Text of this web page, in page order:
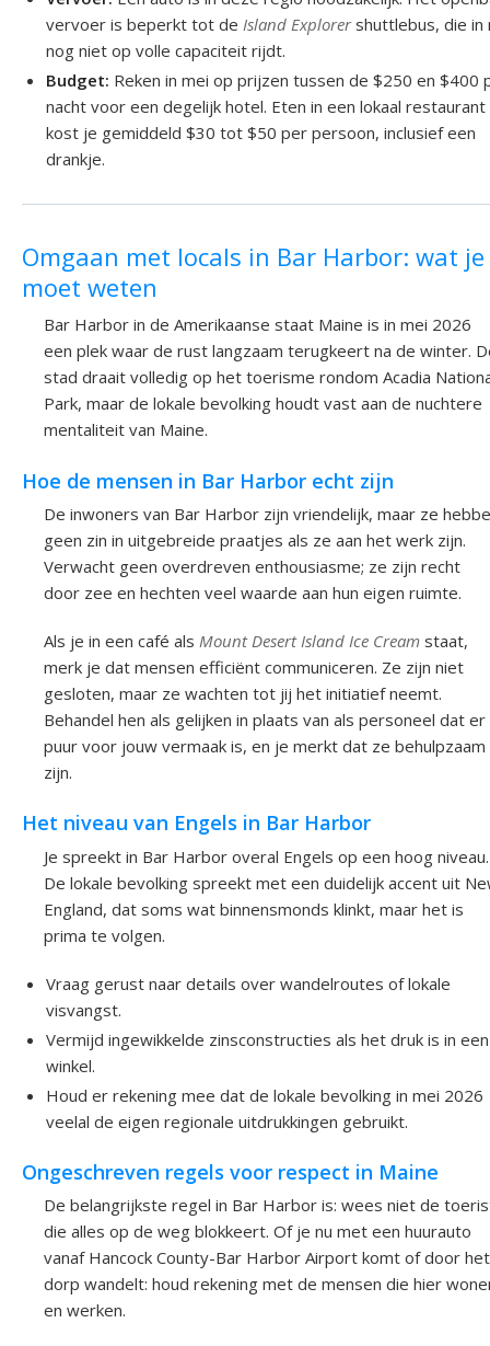
vervoer is beperkt tot de Island Explorershuttlebus, die in
nog niet op volle capaciteit rijdt.
Budget: Reken in mei op prijzen tussen de $250 en $400
nacht voor een degelijk hotel. Eten in een lokaal restaurant
kost je gemiddeld $30 tot $50 per persoon, inclusief een
drankje.
Omgaan met locals in Bar Harbor: wat je
moet weten
Bar Harbor in de Amerikaanse staat Maine is in mei 2026
een plek waar de rust langzaam terugkeert na de winter.
stad draait volledig op het toerisme rondom Acadia
Park, maar de lokale bevolking houdt vast aan de nuchtere
mentaliteit van Maine.
Hoe de mensen in Bar Harbor echt zijn
De inwoners van Bar Harbor zijn vriendelijk, maar ze
geen zin in uitgebreide praatjes als ze aan het werk zijn.
Verwacht geen overdreven enthousiasme; ze zijn recht
door zee en hechten veel waarde aan hun eigen ruimte.
Als je in een café als Mount Desert Island Ice Cream staat,
merk je dat mensen efficiënt communiceren. Ze zijn niet
gesloten, maar ze wachten tot jij het initiatief neemt.
Behandel hen als gelijken in plaats van als personeel dat er
puur voor jouw vermaak is, en je merkt dat ze behulpzaam
zijn.
Het niveau van Engels in Bar Harbor
Je spreekt in Bar Harbor overal Engels op een hoog niveau.
De lokale bevolking spreekt met een duidelijk accent uit
England, dat soms wat binnensmonds klinkt, maar het is
prima te volgen.
Vraag gerust naar details over wandelroutes of lokale
visvangst.
Vermijd ingewikkelde zinsconstructies als het druk is in een
winkel.
Houd er rekening mee dat de lokale bevolking in mei 2026
veelal de eigen regionale uitdrukkingen gebruikt.
Ongeschreven regels voor respect in Maine
De belangrijkste regel in Bar Harbor is: wees niet de
die alles op de weg blokkeert. Of je nu met een huurauto
vanaf Hancock County-Bar Harbor Airport komt of door het
dorp wandelt: houd rekening met de mensen die hier
en werken.